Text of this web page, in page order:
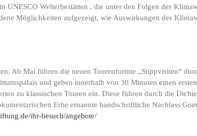
Welterbestätten , die unter den Folgen des
Möglichkeiten aufgezeigt, wie Auswirkungen des
Ab Mai führen die neuen Tourenformte „Stippvisiten“
und geben innerhalb von 30 Minuten einen
zu klassischen Touren ein. Diese führen durch die
Erbe ernannte handschriftliche Nachlass
ihr-besuch/angebote/